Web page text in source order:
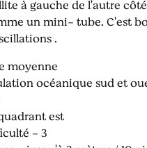
à gauche de l'autre
un mini- tube. C'est
.
moyenne
océanique sud et
est
- 3